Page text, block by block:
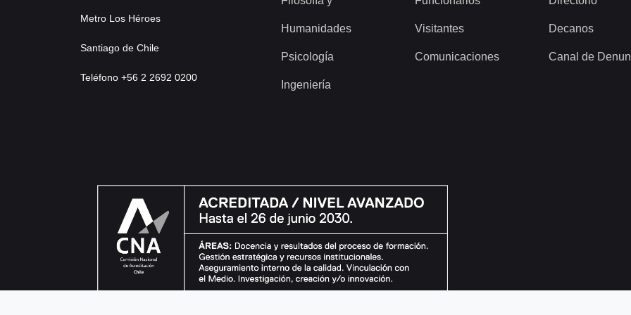
Metro Los Héroes
Santiago de Chile
Teléfono +56 2 2692 0200
Humanidades
Psicología
Ingeniería
Visitantes
Comunicaciones
Decanos
Canal de